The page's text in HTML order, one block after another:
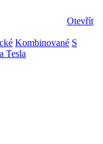
Otevřít
Kombinované S
Tesla